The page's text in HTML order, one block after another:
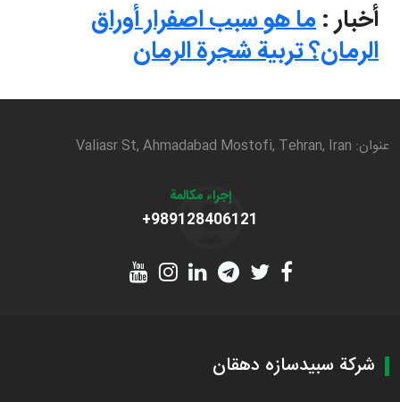
أخبار :ما هو سبب اصفرار أوراق
الرمان؟ تربية شجرة الرمان
عنوان: Valiasr St, Ahmadabad Mostofi, Tehran, Iran
إجراء مكالمة
+989128406121
شركة سبيدسازه دهقان